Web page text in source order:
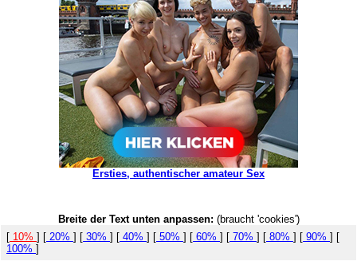
Ersties, authentischer amateur Sex
Breite der Text unten anpassen: (braucht 'cookies')
[ 10% ] [ 20% ] [ 30% ] [ 40% ] [ 50% ] [ 60% ] [ 70% ] [ 80% ] [ 90% ] [
100% ]